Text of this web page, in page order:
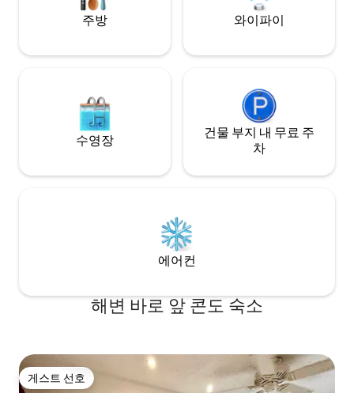
주방 와이파이
수영장
건물 부지 내 무료 주
차
에어컨
해변 바로 앞 콘도 숙소
게스트 선호
게스트 선호